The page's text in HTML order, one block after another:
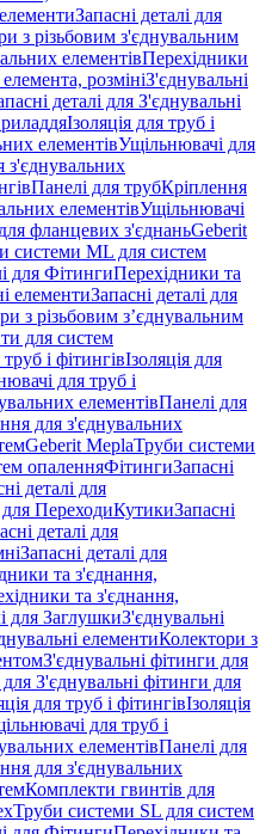
Запасні деталі для
з різьбовим з'єднувальним
елементівПерехідники
розмініЗ'єднувальні
деталі для З'єднувальні
Ізоляція для труб і
елементівУщільнювачі для
з'єднувальних
Панелі для трубКріплення
елементівУщільнювачі
фланцевих з'єднаньGeberit
системи ML для систем
для ФітингиПерехідники та
елементиЗапасні деталі для
з різьбовим з’єднувальним
для систем
і фітингівІзоляція для
для труб і
елементівПанелі для
для з'єднувальних
Geberit MeplaТруби системи
опаленняФітингиЗапасні
деталі для
для ПереходиКутикиЗапасні
деталі для
Запасні деталі для
та з'єднання,
та з'єднання,
для ЗаглушкиЗ'єднувальні
елементиКолектори з
З'єднувальні фітинги для
для З'єднувальні фітинги для
для труб і фітингівІзоляція
для труб і
елементівПанелі для
для з'єднувальних
Комплекти гвинтів для
Труби системи SL для систем